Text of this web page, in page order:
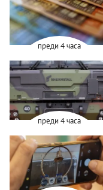
преди 4 часа
преди 4 часа